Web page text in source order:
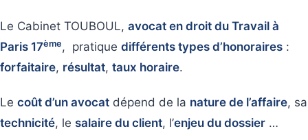
Le Cabinet TOUBOUL, avocat en droit du Travail à
Paris 17ème, pratique différents types d’honoraires :
forfaitaire, résultat, taux horaire.
Le coût d’un avocat dépend de la nature de l’affaire, sa
technicité, le salaire du client, l’enjeu du dossier …